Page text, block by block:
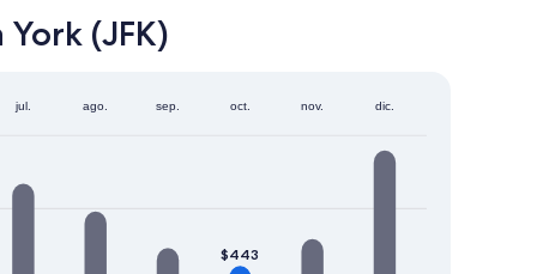
(JFK)
jul. ago. sep. oct. nov. dic.
$443